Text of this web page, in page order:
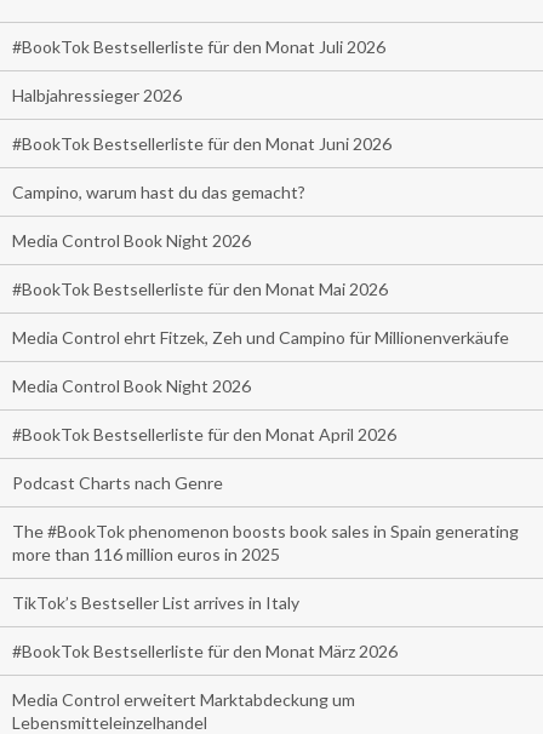
#BookTok Bestsellerliste für den Monat Juli 2026
Halbjahressieger 2026
#BookTok Bestsellerliste für den Monat Juni 2026
Campino, warum hast du das gemacht?
Media Control Book Night 2026
#BookTok Bestsellerliste für den Monat Mai 2026
Media Control ehrt Fitzek, Zeh und Campino für Millionenverkäufe
Media Control Book Night 2026
#BookTok Bestsellerliste für den Monat April 2026
Podcast Charts nach Genre
The #BookTok phenomenon boosts book sales in Spain generating
more than 116 million euros in 2025
TikTok’s Bestseller List arrives in Italy
#BookTok Bestsellerliste für den Monat März 2026
Media Control erweitert Marktabdeckung um
Lebensmitteleinzelhandel